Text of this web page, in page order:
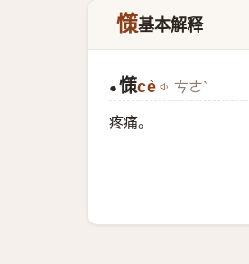
憡基本解释
● 憡cè ㄘㄜˋ
疼痛。